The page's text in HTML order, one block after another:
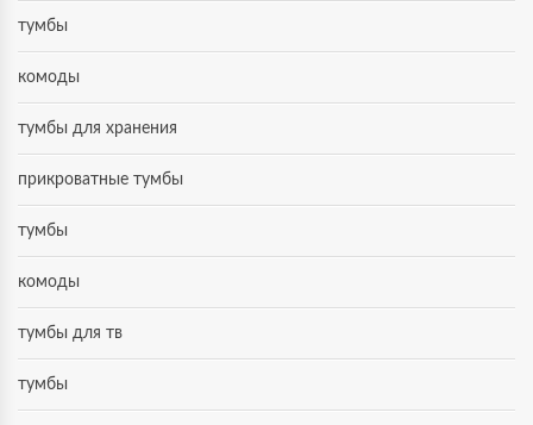
тумбы
комоды
тумбы для хранения
прикроватные тумбы
тумбы
комоды
тумбы для тв
тумбы